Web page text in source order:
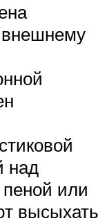
внешнему
над
или
высыхать